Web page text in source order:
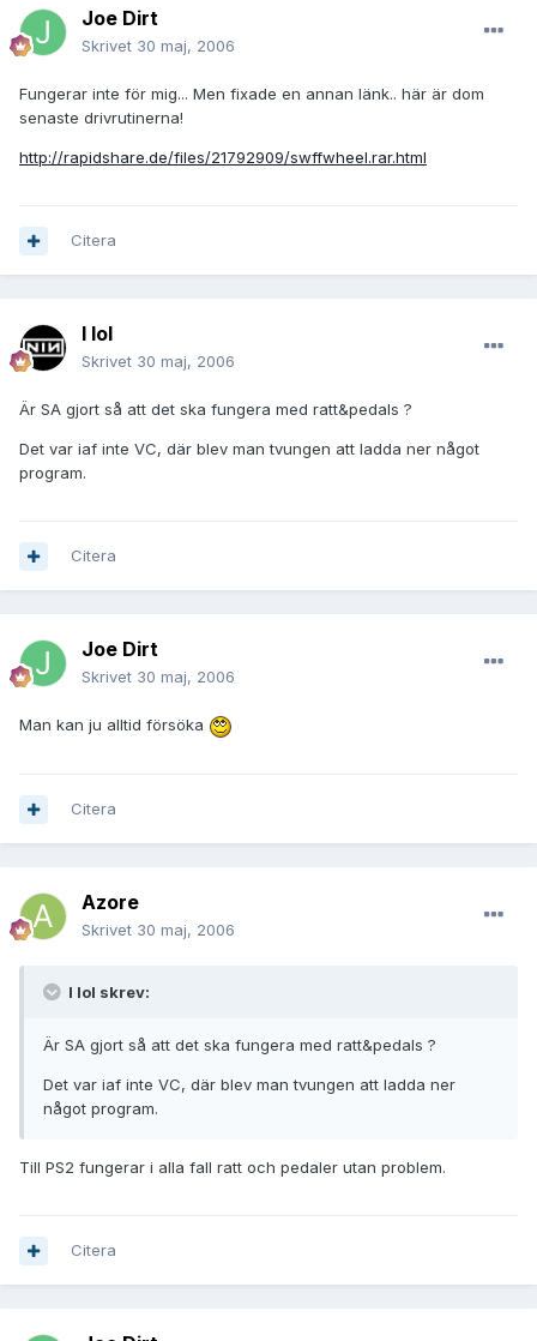
Joe Dirt
Skrivet 30 maj, 2006
Fungerar inte för mig... Men fixade en annan länk.. här är dom
senaste drivrutinerna!
http://rapidshare.de/files/21792909/swffwheel.rar.html
Citera
I lol
Skrivet 30 maj, 2006
Är SA gjort så att det ska fungera med ratt&pedals ?
Det var iaf inte VC, där blev man tvungen att ladda ner något
program.
Citera
Joe Dirt
Skrivet 30 maj, 2006
Man kan ju alltid försöka
Citera
Azore
Skrivet 30 maj, 2006
I lol skrev:
Är SA gjort så att det ska fungera med ratt&pedals ?
Det var iaf inte VC, där blev man tvungen att ladda ner
något program.
Till PS2 fungerar i alla fall ratt och pedaler utan problem.
Citera